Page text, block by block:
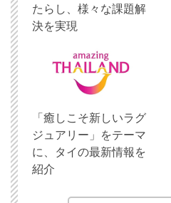
たらし、様々な課題解
決を実現
「癒しこそ新しいラグ
ジュアリー」をテーマ
に、タイの最新情報を
紹介